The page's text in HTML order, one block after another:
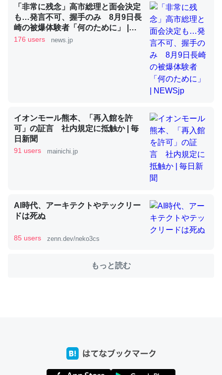
論文では「淡水はカルシウムも酸素も不足してて両方に不
利だから両方が拮抗してるのでは」とあって面白い。海に
いる鋏角類（カブトガニ・ウミグモ）はカルシウムを使わ
ずキチンを強化してる筈だが、酵素が違うのか？
いのか」に関する新仮説
これを元に考えるとカルシウムを大量に使う脊椎動物と貝
ジになったり努力してるし。
─ニュース :: 【研究発表】昆虫学の大問題＝「昆虫はなぜ海にいな
「非常に残念」高市総理と面会決定
も…発言不可、握手のみ 8月9日長
崎の被爆体験者「何のために」 |
NEWSjp
176 users news.jp
イオンモール熊本、「再入館を許
可」の証言 社内規定に抵触か | 毎
日新聞
91 users mainichi.jp
AI時代、アーキテクトやテックリー
ドは死ぬ
85 users zenn.dev/neko3cs
もっと読む